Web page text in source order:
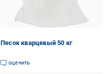
Песок кварцевый 50 кг
оценить